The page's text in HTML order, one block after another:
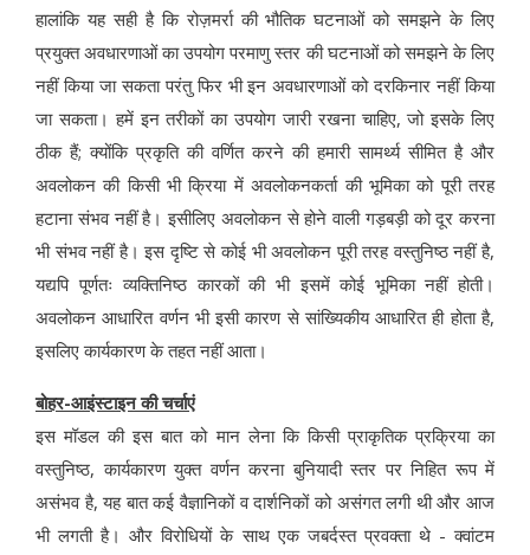
हालांकि यह सही है कि रोज़मर्रा की भौतिक घटनाओं को समझने के लिए
प्रयुक्त अवधारणाओं का उपयोग परमाणु स्तर की घटनाओं को समझने के लिए
नहीं किया जा सकता परंतु फिर भी इन अवधारणाओं को दरकिनार नहीं किया
जा सकता। हमें इन तरीकों का उपयोग जारी रखना चाहिए, जो इसके लिए
ठीक हैं; क्योंकि प्रकृति की वर्णित करने की हमारी सामर्थ्य सीमित है और
अवलोकन की किसी भी क्रिया में अवलोकनकर्ता की भूमिका को पूरी तरह
हटाना संभव नहीं है। इसीलिए अवलोकन से होने वाली गड़बड़ी को दूर करना
भी संभव नहीं है। इस दृष्टि से कोई भी अवलोकन पूरी तरह वस्तुनिष्ठ नहीं है,
यद्यपि पूर्णतः व्यक्तिनिष्ठ कारकों की भी इसमें कोई भूमिका नहीं होती।
अवलोकन आधारित वर्णन भी इसी कारण से सांख्यिकीय आधारित ही होता है,
इसलिए कार्यकारण के तहत नहीं आता।
बोहर-आइंस्टाइन की चर्चाएं
इस मॉडल की इस बात को मान लेना कि किसी प्राकृतिक प्रक्रिया का
वस्तुनिष्ठ, कार्यकारण युक्त वर्णन करना बुनियादी स्तर पर निहित रूप में
असंभव है, यह बात कई वैज्ञानिकों व दार्शनिकों को असंगत लगी थी और आज
भी लगती है। और विरोधियों के साथ एक जबर्दस्त प्रवक्ता थे - क्वांटम